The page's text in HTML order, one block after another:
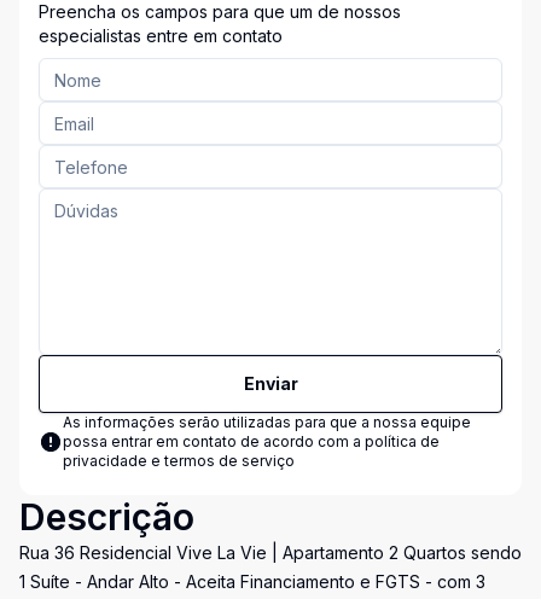
Preencha os campos para que um de nossos
especialistas entre em contato
Enviar
As informações serão utilizadas para que a nossa equipe
possa entrar em contato de acordo com a política de
privacidade e termos de serviço
Descrição
Rua 36 Residencial Vive La Vie | Apartamento 2 Quartos sendo
1 Suíte - Andar Alto - Aceita Financiamento e FGTS - com 3